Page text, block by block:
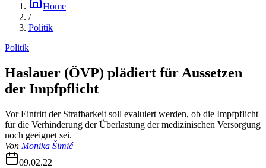
Home
/
Politik
Politik
Haslauer (ÖVP) plädiert für Aussetzen
der Impfpflicht
Vor Eintritt der Strafbarkeit soll evaluiert werden, ob die Impfpflicht
für die Verhinderung der Überlastung der medizinischen Versorgung
noch geeignet sei.
Von Monika Šimić
09.02.22